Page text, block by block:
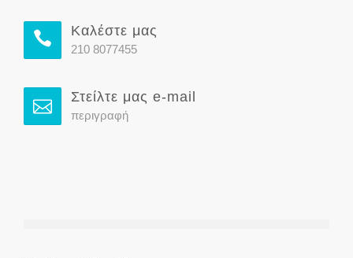
Kαλέστε μας
210 8077455
Στείλτε μας e-mail
περιγραφή